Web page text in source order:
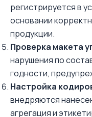
регистрируется в
основании
продукции.
Проверка макета
нарушения по
годности,
Настройка
внедряются
агрегация и